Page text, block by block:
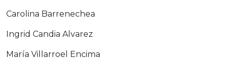
Carolina Barrenechea
Ingrid Candia Alvarez
María Villarroel Encima